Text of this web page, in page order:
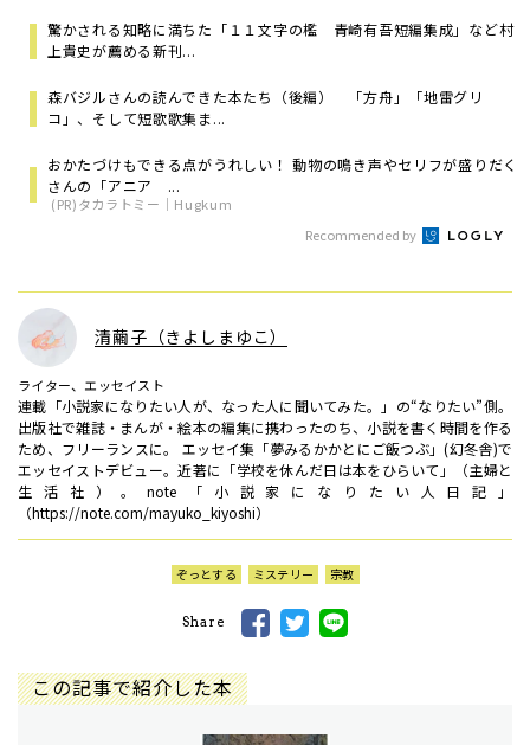
驚かされる知略に満ちた「１１文字の檻 青崎有吾短編集成」など村
上貴史が薦める新刊...
森バジルさんの読んできた本たち（後編） 「方舟」「地雷グリ
コ」、そして短歌歌集ま...
おかたづけもできる点がうれしい！ 動物の鳴き声やセリフが盛りだく
さんの「アニア ...
(PR)タカラトミー｜Hugkum
Recommended by
清繭子（きよしまゆこ）
ライター、エッセイスト
連載「小説家になりたい人が、なった人に聞いてみた。」の“なりたい”側。
出版社で雑誌・まんが・絵本の編集に携わったのち、小説を書く時間を作る
ため、フリーランスに。 エッセイ集「夢みるかかとにご飯つぶ」(幻冬舎)で
エッセイストデビュー。近著に「学校を休んだ日は本をひらいて」（主婦と
生活社）。note「小説家になりたい人日記」
（https://note.com/mayuko_kiyoshi）
ぞっとする ミステリー 宗教
Share
この記事で紹介した本